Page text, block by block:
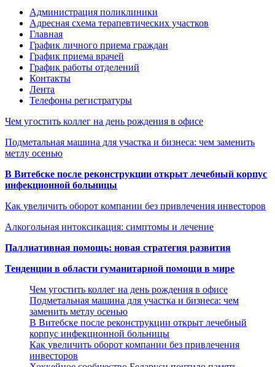
Администрация поликлиники
Адресная схема терапевтических участков
Главная
График личного приема граждан
График приема врачей
График работы отделений
Контакты
Лента
Телефоны регистратуры
Чем угостить коллег на день рождения в офисе
Подметальная машина для участка и бизнеса: чем заменить
метлу осенью
В Витебске после реконструкции открыт лечебный корпус
инфекционной больницы
Как увеличить оборот компании без привлечения инвесторов
Алкогольная интоксикация: симптомы и лечение
Паллиативная помощь: новая стратегия развития
Тенденции в области гуманитарной помощи в мире
Чем угостить коллег на день рождения в офисе
Подметальная машина для участка и бизнеса: чем
заменить метлу осенью
В Витебске после реконструкции открыт лечебный
корпус инфекционной больницы
Как увеличить оборот компании без привлечения
инвесторов